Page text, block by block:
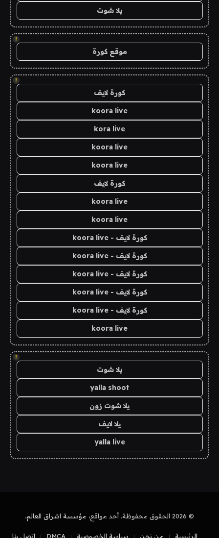
يلا شوت
!
موقع كورة
!
كورة لايف
koora live
kora live
koora live
koora live
كورة لايف
koora live
koora live
كورة لايف - koora live
كورة لايف - koora live
كورة لايف - koora live
كورة لايف - koora live
كورة لايف - koora live
koora live
!
يلا شوت
yalla shoot
يلا شوت زون
يلا لايف
yalla live
© 2026 الحقوق محفوظة. أحد مواقع، مؤسسة اشراق العالم.
الرئيسية من نحن سياسة الخصوصية DMCA اتصل بنا